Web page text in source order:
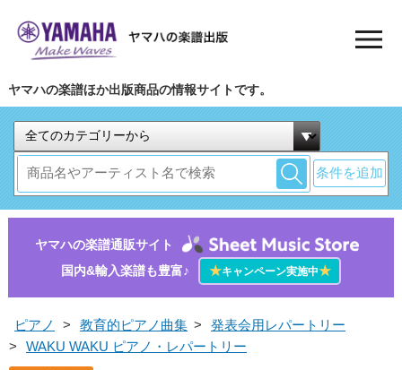
ヤマハの楽譜ほか出版商品の情報サイトです。
条件を追加
ヤマハの楽譜通販サイト
国内&輸入楽譜も豊富♪
★キャンペーン実施中★
ピアノ > 教育的ピアノ曲集 >
発表会用レパートリー
>
WAKU WAKU ピアノ・レパートリー